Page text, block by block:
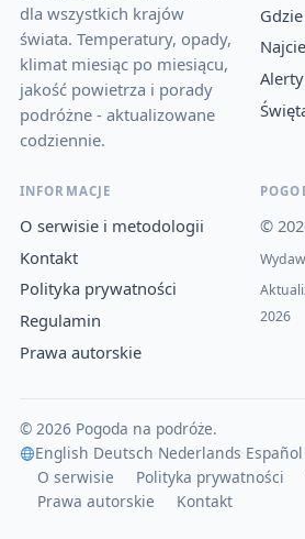
dla wszystkich krajów
świata. Temperatury, opady,
klimat miesiąc po miesiącu,
jakość powietrza i porady
podróżne - aktualizowane
codziennie.
INFORMACJE
O serwisie i metodologii
Kontakt
Polityka prywatności
Regulamin
Prawa autorskie
©
2026
© 2026 Pogoda na podróże.
English Deutsch Nederlands Español
O serwisie
Polityka prywatności
Prawa autorskie
Kontakt